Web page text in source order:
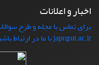
اخبار و اعلانات
برای تماس با مجله و طرح
japr@ut.ac.ir با ما در ارتباط باشید.